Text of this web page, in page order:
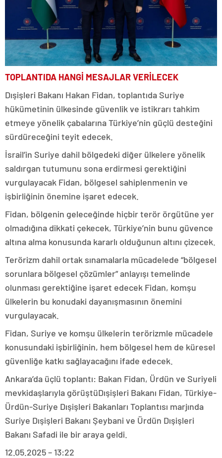
TOPLANTIDA HANGİ MESAJLAR VERİLECEK
Dışişleri Bakanı Hakan Fidan, toplantıda Suriye
hükümetinin ülkesinde güvenlik ve istikrarı tahkim
etmeye yönelik çabalarına Türkiye’nin güçlü desteğini
sürdüreceğini teyit edecek.
İsrail’in Suriye dahil bölgedeki diğer ülkelere yönelik
saldırgan tutumunu sona erdirmesi gerektiğini
vurgulayacak Fidan, bölgesel sahiplenmenin ve
işbirliğinin önemine işaret edecek.
Fidan, bölgenin geleceğinde hiçbir terör örgütüne yer
olmadığına dikkati çekecek, Türkiye’nin bunu güvence
altına alma konusunda kararlı olduğunun altını çizecek.
Terörizm dahil ortak sınamalarla mücadelede “bölgesel
sorunlara bölgesel çözümler” anlayışı temelinde
olunması gerektiğine işaret edecek Fidan, komşu
ülkelerin bu konudaki dayanışmasının önemini
vurgulayacak.
Fidan, Suriye ve komşu ülkelerin terörizmle mücadele
konusundaki işbirliğinin, hem bölgesel hem de küresel
güvenliğe katkı sağlayacağını ifade edecek.
Ankara’da üçlü toplantı: Bakan Fidan, Ürdün ve Suriyeli
mevkidaşlarıyla görüştüDışişleri Bakanı Fidan, Türkiye-
Ürdün-Suriye Dışişleri Bakanları Toplantısı marjında
Suriye Dışişleri Bakanı Şeybani ve Ürdün Dışişleri
Bakanı Safadi ile bir araya geldi.
12.05.2025 – 13:22